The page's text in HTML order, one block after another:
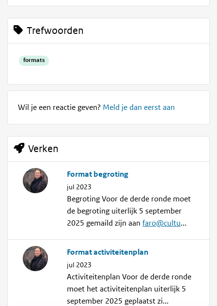
Trefwoorden
formats
Wil je een reactie geven? Meld je dan eerst aan
Verken
Format begroting
jul 2023
Begroting Voor de derde ronde moet
de begroting uiterlijk 5 september
2025 gemaild zijn aanfaro@cultu...
Format activiteitenplan
jul 2023
Activiteitenplan Voor de derde ronde
moet het activiteitenplan uiterlijk 5
september 2025 geplaatst zi...